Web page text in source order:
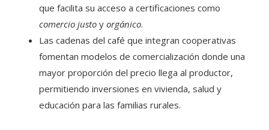
que facilita su acceso a certificaciones como
comercio justo y orgánico.
Las cadenas del café que integran cooperativas
fomentan modelos de comercialización donde una
mayor proporción del precio llega al productor,
permitiendo inversiones en vivienda, salud y
educación para las familias rurales.